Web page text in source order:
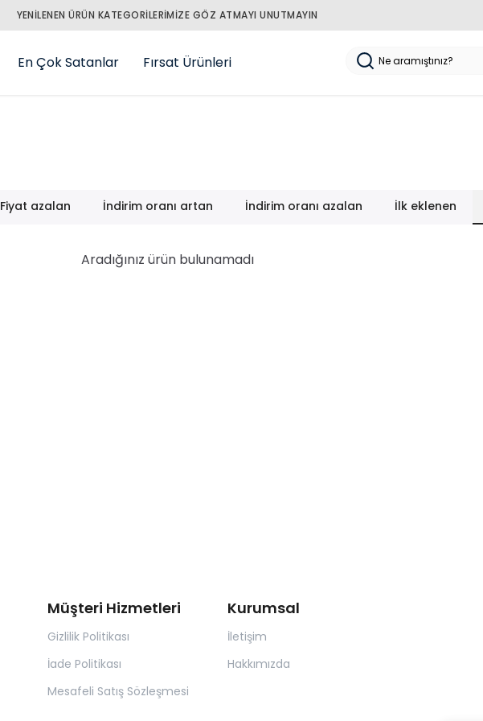
YENILENEN ÜRÜN KATEGORILERIMIZE GÖZ ATMAYI UNUTMAYIN
En Çok Satanlar Fırsat Ürünleri
Fiyat azalan İndirim oranı artan İndirim oranı azalan İlk eklenen
Aradığınız ürün bulunamadı
Müşteri Hizmetleri
Gizlilik Politikası
İade Politikası
Mesafeli Satış Sözleşmesi
Kurumsal
İletişim
Hakkımızda